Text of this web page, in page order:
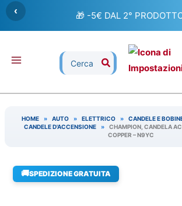
Vai
contenuto
‹ 🎁 -5€ DAL 2°
Ricerca
per:
HOME » AUTO » ELETTRICO » CANDELE E
CANDELE D'ACCENSIONE
»
CHAMPION, CANDELA
COPPER – N9YC
🚚SPEDIZIONE GRATUITA